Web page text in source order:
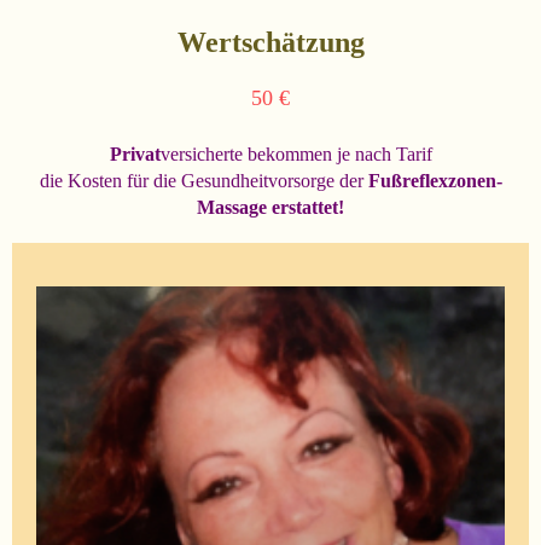
Wertschätzung
50 €
Privatversicherte bekommen je nach Tarif
die Kosten für die Gesundheitvorsorge derFußreflexzonen-
Massage erstattet!